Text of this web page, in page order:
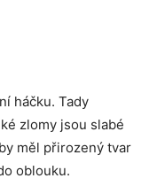
háčku. Tady
zlomy jsou slabé
měl přirozený tvar
oblouku.